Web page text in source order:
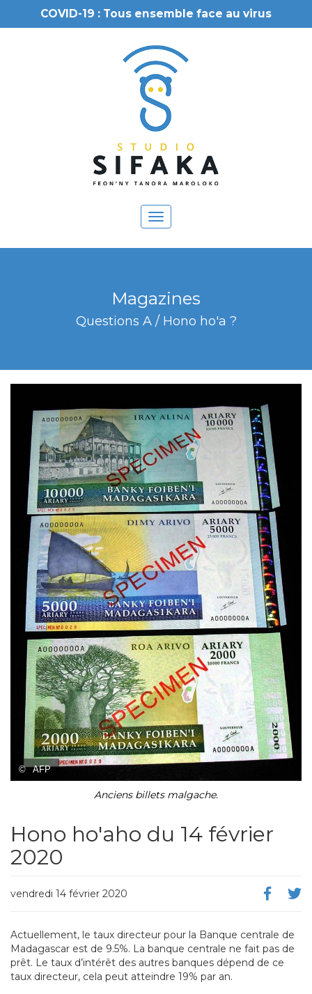
COVID-19 : Tous ensemble face au virus
Toggle
navigation
Magazines
Questions A / Hono ho'a ?
© AFP
Anciens billets malgache.
Hono ho'aho du 14 février
2020
vendredi 14 février 2020
Actuellement, le taux directeur pour la Banque centrale de
Madagascar est de 9.5%. La banque centrale ne fait pas de
prêt. Le taux d’intérêt des autres banques dépend de ce
taux directeur, cela peut atteindre 19% par an.